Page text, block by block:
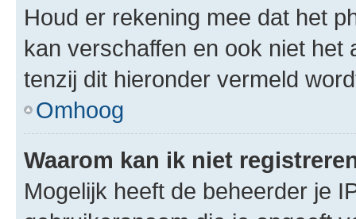
Houd er rekening mee dat het
kan verschaffen en ook niet
tenzij dit hieronder vermeld
Omhoog
Waarom kan ik niet
Mogelijk heeft de beheerder je